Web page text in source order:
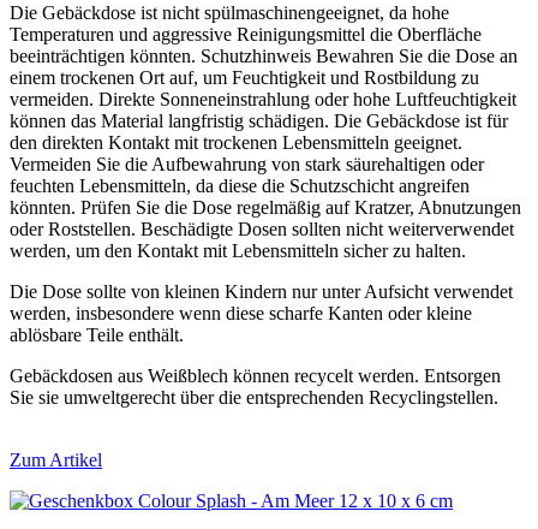
Die Gebäckdose ist nicht spülmaschinengeeignet, da hohe
Temperaturen und aggressive Reinigungsmittel die Oberfläche
beeinträchtigen könnten. Schutzhinweis Bewahren Sie die Dose an
einem trockenen Ort auf, um Feuchtigkeit und Rostbildung zu
vermeiden. Direkte Sonneneinstrahlung oder hohe Luftfeuchtigkeit
können das Material langfristig schädigen. Die Gebäckdose ist für
den direkten Kontakt mit trockenen Lebensmitteln geeignet.
Vermeiden Sie die Aufbewahrung von stark säurehaltigen oder
feuchten Lebensmitteln, da diese die Schutzschicht angreifen
könnten. Prüfen Sie die Dose regelmäßig auf Kratzer, Abnutzungen
oder Roststellen. Beschädigte Dosen sollten nicht weiterverwendet
werden, um den Kontakt mit Lebensmitteln sicher zu halten.
Die Dose sollte von kleinen Kindern nur unter Aufsicht verwendet
werden, insbesondere wenn diese scharfe Kanten oder kleine
ablösbare Teile enthält.
Gebäckdosen aus Weißblech können recycelt werden. Entsorgen
Sie sie umweltgerecht über die entsprechenden Recyclingstellen.
Zum Artikel